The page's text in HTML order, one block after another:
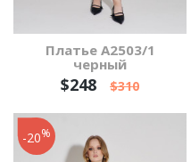
Платье А2503/1
черный
$248 $310
-20%